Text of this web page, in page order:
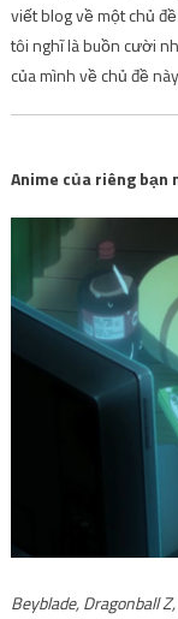
viết blog về một chủ
tôi nghĩ là buồn cười
của mình về chủ đề
Anime của riêng bạn
Beyblade, Dragonball